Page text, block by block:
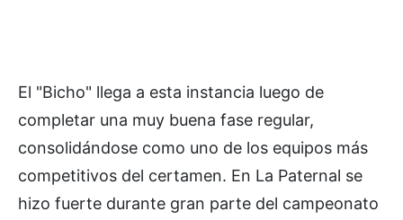
El "Bicho" llega a esta instancia luego de
completar una muy buena fase regular,
consolidándose como uno de los equipos más
competitivos del certamen. En La Paternal se
hizo fuerte durante gran parte del campeonato